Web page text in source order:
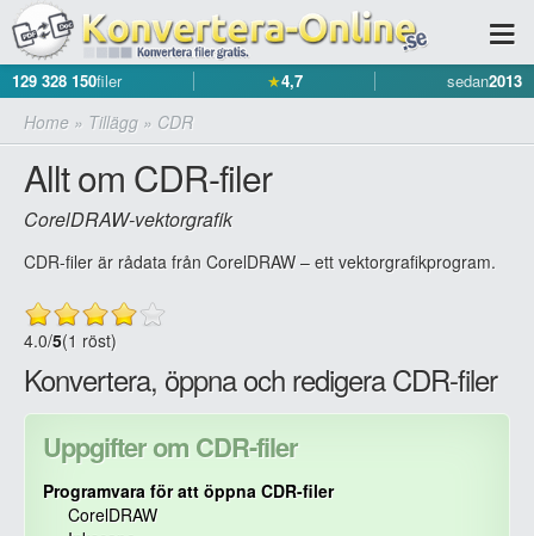
129 328 150filer ★4,7 sedan2013
Home » Tillägg » CDR
Allt om CDR-filer
CorelDRAW-vektorgrafik
CDR-filer är rådata från CorelDRAW – ett vektorgrafikprogram.
4.0/5(1 röst)
Konvertera, öppna och redigera CDR-filer
Uppgifter om CDR-filer
Programvara för att öppna CDR-filer
CorelDRAW